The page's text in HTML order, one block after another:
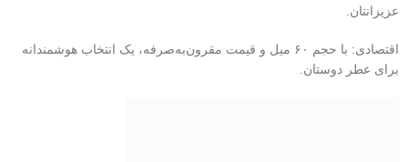
عزیزانتان.
اقتصادی: با حجم ۶۰ میل و قیمت مقرون‌به‌صرفه، یک انتخاب هوشمندانه
برای عطر دوستان.